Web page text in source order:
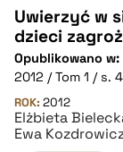
Uwierzyć w
dzieci
Opublikowano w:
2012 / Tom 1 / s.
ROK: 2012
Elżbieta
Ewa